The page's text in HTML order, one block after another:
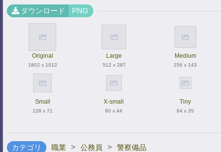
ダウンロード PNG
Original
1802 x 1012
Large
512 x 287
Medium
256 x 143
Small
128 x 71
X-small
80 x 44
Tiny
64 x 35
カテゴリ 職業 > 公務員 > 警察備品